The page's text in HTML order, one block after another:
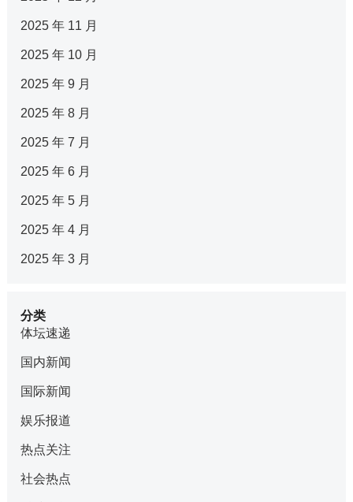
2025 年 11 月
2025 年 10 月
2025 年 9 月
2025 年 8 月
2025 年 7 月
2025 年 6 月
2025 年 5 月
2025 年 4 月
2025 年 3 月
分类
体坛速递
国内新闻
国际新闻
娱乐报道
热点关注
社会热点